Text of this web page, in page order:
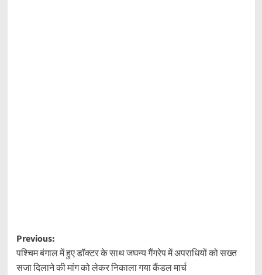
Post
navigation
Previous:
पश्चिम बंगाल में हुए डॉक्टर के साथ जघन्य गैंगरेप में अपराधियों को सख्त
सजा दिलाने की मांग को लेकर निकाला गया कैंडल मार्च